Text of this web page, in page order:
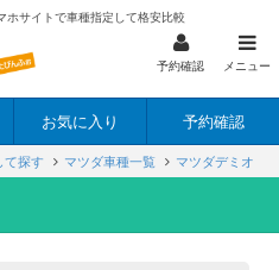
サイトで車種指定して格安比較
予約確認 メニュー
お気に入り 予約確認
て探す マツダ車種一覧 マツダデミオ